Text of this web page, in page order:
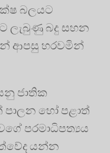
බලයට
ලැබුණු බදු සහන
ආපසු හරවමින්
ජාතික
හෝ පළාත්
පරමාධිපත්‍යය
යන්න